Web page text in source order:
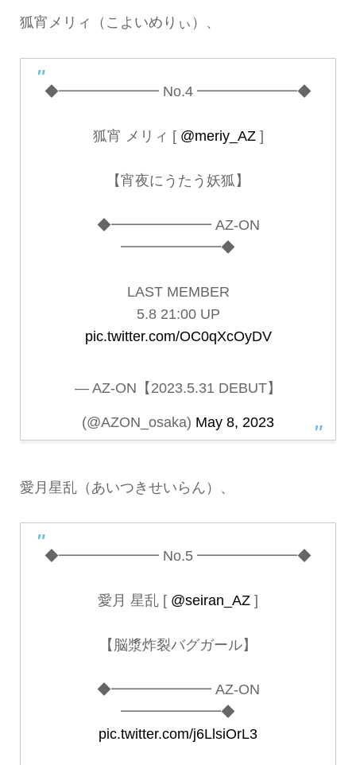
狐宵メリィ（こよいめりぃ）、
◆━━━━━━━ No.4 ━━━━━━━◆
狐宵 メリィ [ @meriy_AZ]
【宵夜にうたう妖狐】
◆━━━━━━━ AZ-ON
━━━━━━━◆
LAST MEMBER
5.8 21:00 UP
pic.twitter.com/OC0qXcOyDV
— AZ-ON【2023.5.31 DEBUT】
(@AZON_osaka) May 8, 2023
愛月星乱（あいつきせいらん）、
◆━━━━━━━ No.5 ━━━━━━━◆
愛月 星乱 [ @seiran_AZ ]
【脳漿炸裂バグガール】
◆━━━━━━━ AZ-ON
━━━━━━━◆
pic.twitter.com/j6LlsiOrL3